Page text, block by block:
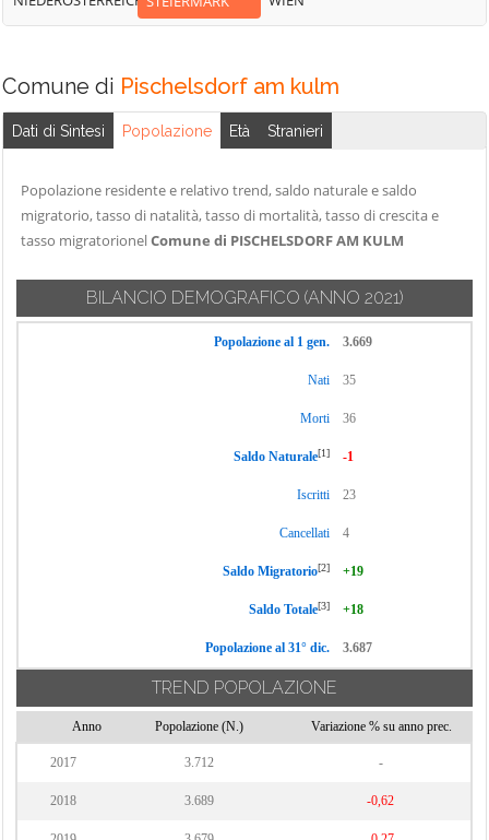
Comune di Pischelsdorf am kulm
Dati di Sintesi Popolazione Età Stranieri
Popolazione residente e relativo trend, saldo naturale e saldo
migratorio, tasso di natalità, tasso di mortalità, tasso di crescita e
tasso migratorionelComune di PISCHELSDORF AM KULM
BILANCIO DEMOGRAFICO (ANNO 2021)
Popolazione al 1 gen. 3.669
Nati 35
Morti 36
Saldo Naturale[1] -1
Iscritti 23
Cancellati 4
Saldo Migratorio[2] +19
Saldo Totale[3] +18
Popolazione al 31° dic. 3.687
TREND POPOLAZIONE
Anno Popolazione (N.) Variazione % su anno prec.
2017 3.712 -
2018 3.689 -0,62